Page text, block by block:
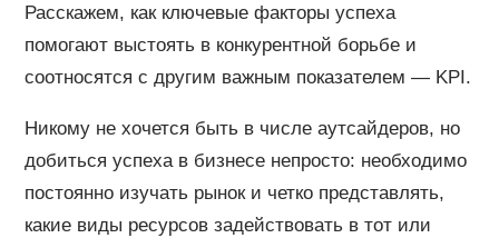
Расскажем, как ключевые факторы успеха
помогают выстоять в конкурентной борьбе и
соотносятся с другим важным показателем — KPI.
Никому не хочется быть в числе аутсайдеров, но
добиться успеха в бизнесе непросто: необходимо
постоянно изучать рынок и четко представлять,
какие виды ресурсов задействовать в тот или